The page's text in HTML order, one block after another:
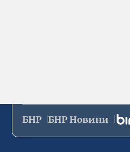
БНР БНР Новини